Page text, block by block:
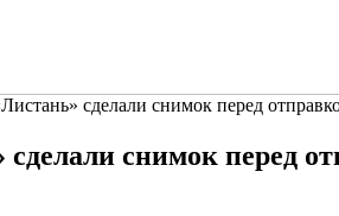
сделали снимок перед
снимок перед